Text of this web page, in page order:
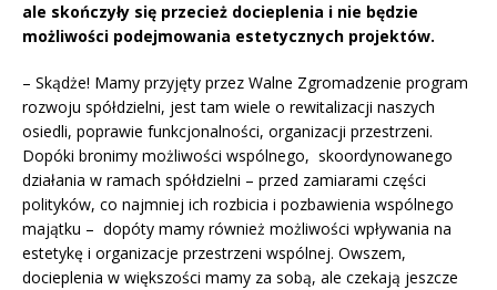
ale skończyły się przecież docieplenia i nie będzie
możliwości podejmowania estetycznych projektów.
– Skądże! Mamy przyjęty przez Walne Zgromadzenie program
rozwoju spółdzielni, jest tam wiele o rewitalizacji naszych
osiedli, poprawie funkcjonalności, organizacji przestrzeni.
Dopóki bronimy możliwości wspólnego, skoordynowanego
działania w ramach spółdzielni – przed zamiarami części
polityków, co najmniej ich rozbicia i pozbawienia wspólnego
majątku – dopóty mamy również możliwości wpływania na
estetykę i organizacje przestrzeni wspólnej. Owszem,
docieplenia w większości mamy za sobą, ale czekają jeszcze